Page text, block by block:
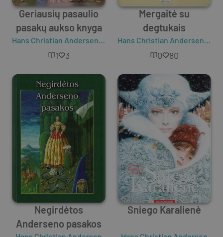
Geriausių pasaulio
pasakų aukso knyga
Hans Christian Andersen
,Charles Perrault,Broliai Grimai,
1 3
Mergaitė su
degtukais
Hans Christian Andersen
,
0 80
Negirdėtos
Anderseno pasakos
Sniego Karalienė